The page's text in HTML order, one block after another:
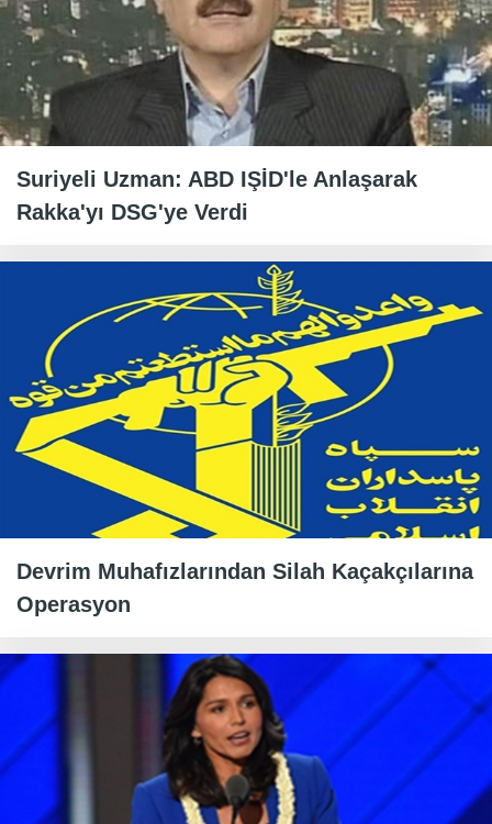
Suriyeli Uzman: ABD IŞİD'le Anlaşarak
Rakka'yı DSG'ye Verdi
Devrim Muhafızlarından Silah Kaçakçılarına
Operasyon